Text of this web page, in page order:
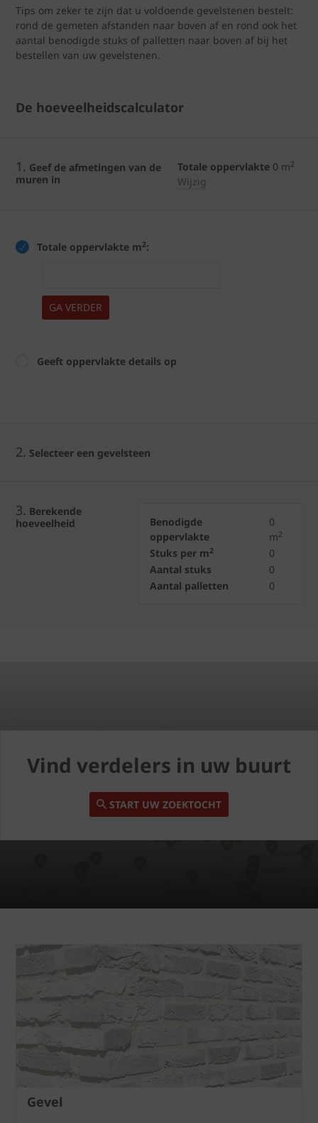
Tips om zeker te zijn dat u voldoende gevelstenen bestelt:
rond de gemeten afstanden naar boven af en rond ook het
aantal benodigde stuks of palletten naar boven af bij het
bestellen van uw gevelstenen.
De hoeveelheidscalculator
1. Geef de afmetingen van de
muren in
Totale oppervlakte 0 m2
Wijzig
Totale oppervlakte m2:
GA VERDER
Geeft oppervlakte details op
2. Selecteer een gevelsteen
3. Berekende
hoeveelheid
Benodigde
oppervlakte
0
m2
Stuks per m2
0
Aantal stuks
0
Aantal palletten
0
Vind verdelers in uw buurt
START UW ZOEKTOCHT
Gevel